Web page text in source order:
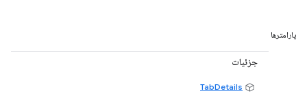
پارامترها
جزئیات
TabDetails